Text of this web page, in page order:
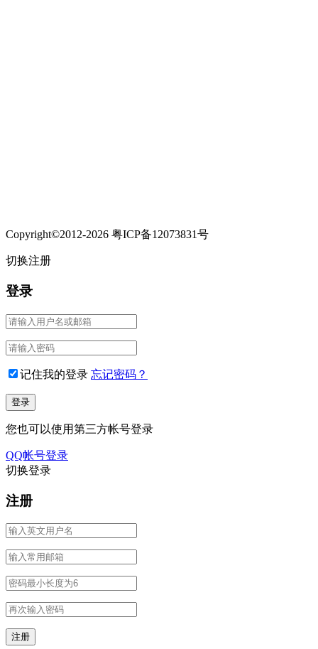
Copyright©2012-2026 粤ICP备12073831号
切换注册
登录
记住我的登录 忘记密码？
您也可以使用第三方帐号登录
QQ帐号登录
切换登录
注册